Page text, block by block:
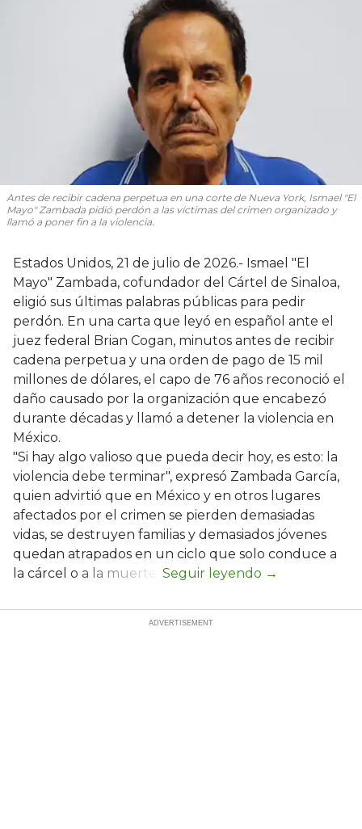
Antes de recibir cadena perpetua en una corte de Nueva York, Ismael "El
Mayo" Zambada pidió perdón a las víctimas del crimen organizado y
llamó a poner fin a la violencia.
Estados Unidos, 21 de julio de 2026.- Ismael "El
Mayo" Zambada, cofundador del Cártel de Sinaloa,
eligió sus últimas palabras públicas para pedir
perdón. En una carta que leyó en español ante el
juez federal Brian Cogan, minutos antes de recibir
cadena perpetua y una orden de pago de 15 mil
millones de dólares, el capo de 76 años reconoció el
daño causado por la organización que encabezó
durante décadas y llamó a detener la violencia en
México.
"Si hay algo valioso que pueda decir hoy, es esto: la
violencia debe terminar", expresó Zambada García,
quien advirtió que en México y en otros lugares
afectados por el crimen se pierden demasiadas
vidas, se destruyen familias y demasiados jóvenes
quedan atrapados en un ciclo que solo conduce a
la cárcel o a la muerte.